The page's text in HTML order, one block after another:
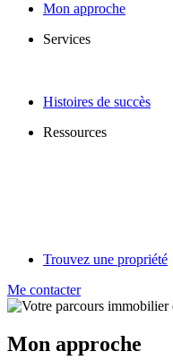
Mon approche
Services
Histoires de succès
Ressources
Trouvez une propriété
Me contacter
Mon approche